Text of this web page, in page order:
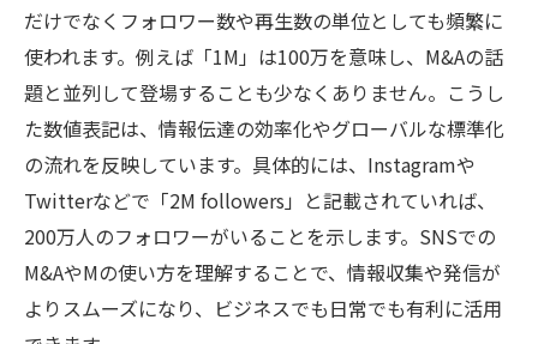
だけでなくフォロワー数や再生数の単位としても頻繁に
使われます。例えば「1M」は100万を意味し、M&Aの話
題と並列して登場することも少なくありません。こうし
た数値表記は、情報伝達の効率化やグローバルな標準化
の流れを反映しています。具体的には、Instagramや
Twitterなどで「2M followers」と記載されていれば、
200万人のフォロワーがいることを示します。SNSでの
M&AやMの使い方を理解することで、情報収集や発信が
よりスムーズになり、ビジネスでも日常でも有利に活用